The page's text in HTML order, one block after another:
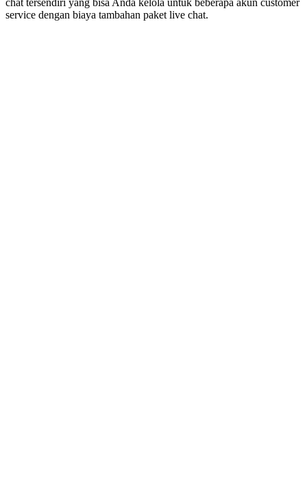
chat tersendiri yang bisa Anda kelola untuk beberapa akun customer
service dengan biaya tambahan paket live chat.